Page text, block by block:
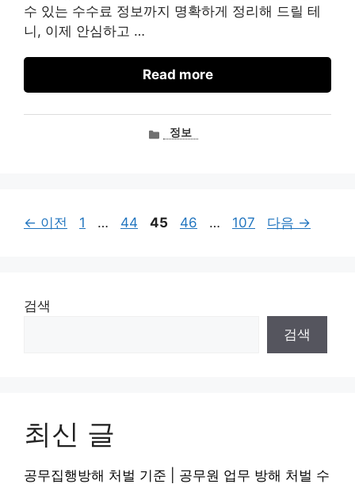
수 있는 수수료 정보까지 명확하게 정리해 드릴 테
니, 이제 안심하고 …
Read more
카정보
← 이전
페
1 …
페
44
페
45
페
46 …
페
107 다음 →
검색
검색
최신 글
공무집행방해 처벌 기준 | 공무원 업무 방해 처벌 수